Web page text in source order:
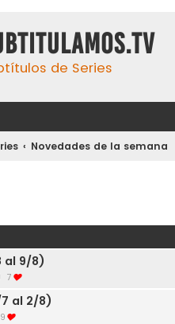
de Series
Novedades de la semana
al 9/8)
7
al 2/8)
9